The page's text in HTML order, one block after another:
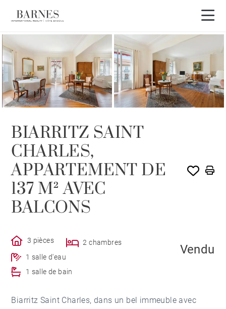
VENDU PAR BARNES
BIARRITZ SAINT
CHARLES,
APPARTEMENT DE
137 M² AVEC
BALCONS
3 pièces
2 chambres
1 salle d'eau
1 salle de bain
Vendu
Biarritz Saint Charles, dans un bel immeuble avec